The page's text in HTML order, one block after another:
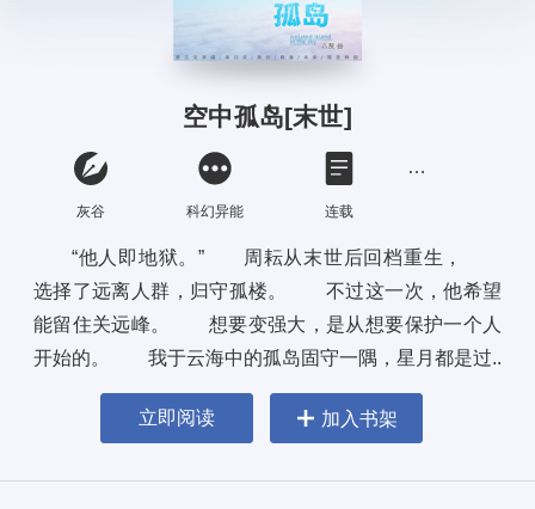
空中孤岛[末世]
灰谷 科幻异能 连载
“他人即地狱。” 周耘从末世后回档重生，
选择了远离人群，归守孤楼。 不过这一次，他希望
能留住关远峰。 想要变强大，是从想要保护一个人
开始的。 我于云海中的孤岛固守一隅，星月都是过..
立即阅读 加入书架